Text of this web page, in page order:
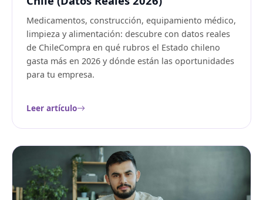
Medicamentos, construcción, equipamiento médico,
limpieza y alimentación: descubre con datos reales
de ChileCompra en qué rubros el Estado chileno
gasta más en 2026 y dónde están las oportunidades
para tu empresa.
Leer artículo